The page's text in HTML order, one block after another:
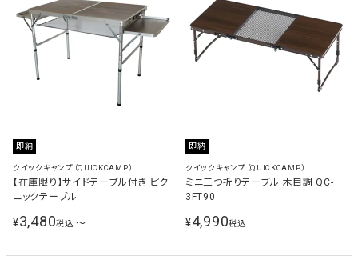
即納
クイックキャンプ（QUICKCAMP）
【在庫限り】サイドテーブル付き ピク
ニックテーブル
¥3,480税込 〜
即納
クイックキャンプ（QUICKCAMP）
ミニ三つ折りテーブル 木目調 QC-
3FT90
¥4,990税込